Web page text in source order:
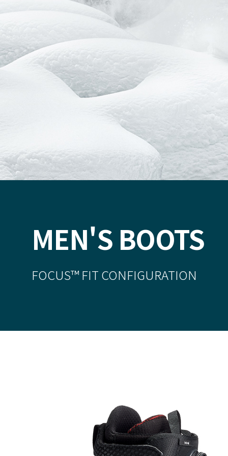
MEN'S BOOTS
FOCUS™ FIT CONFIGURATION